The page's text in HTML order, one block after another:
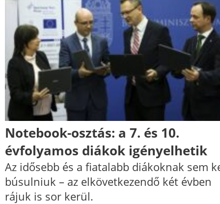
Notebook-osztás: a 7. és 10.
évfolyamos diákok igényelhetik
Az idősebb és a fiatalabb diákoknak sem
búsulniuk – az elkövetkezendő két évben
rájuk is sor kerül.